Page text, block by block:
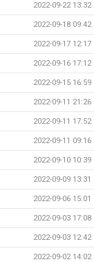
2022-09-22 13:32
2022-09-18 09:42
2022-09-17 12:17
2022-09-16 17:12
2022-09-15 16:59
2022-09-11 21:26
2022-09-11 17:52
2022-09-11 09:16
2022-09-10 10:39
2022-09-09 13:31
2022-09-06 15:01
2022-09-03 17:08
2022-09-03 12:42
2022-09-02 14:02